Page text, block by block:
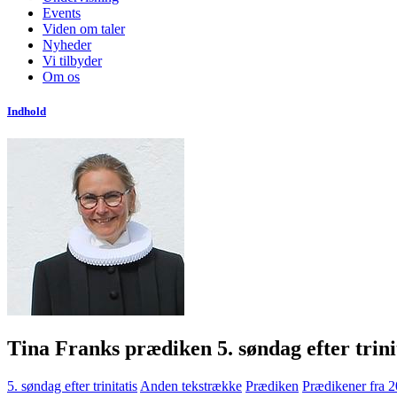
Events
Viden om taler
Nyheder
Vi tilbyder
Om os
Indhold
Tina Franks prædiken 5. søndag efter
5. søndag efter trinitatis Anden tekstrække Prædiken Prædikener fra